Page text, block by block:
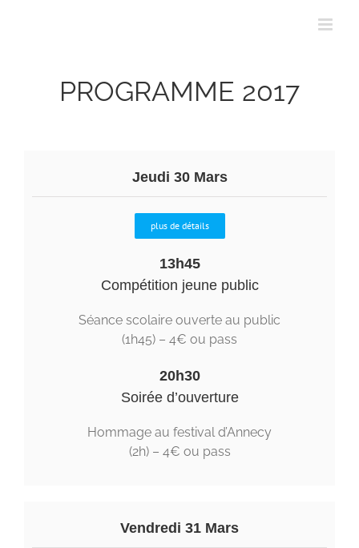
PROGRAMME 2017
Jeudi 30 Mars
plus de détails
13h45
Compétition jeune public
Séance scolaire ouverte au public
(1h45) – 4€ ou pass
20h30
Soirée d’ouverture
Hommage au festival d’Annecy
(2h) – 4€ ou pass
Vendredi 31 Mars